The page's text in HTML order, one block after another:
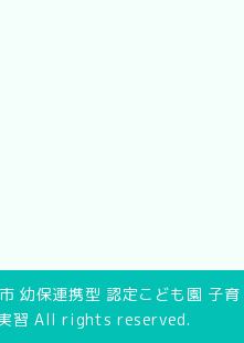
幼保連携型 認定こども園 子育
実習 All rights reserved.